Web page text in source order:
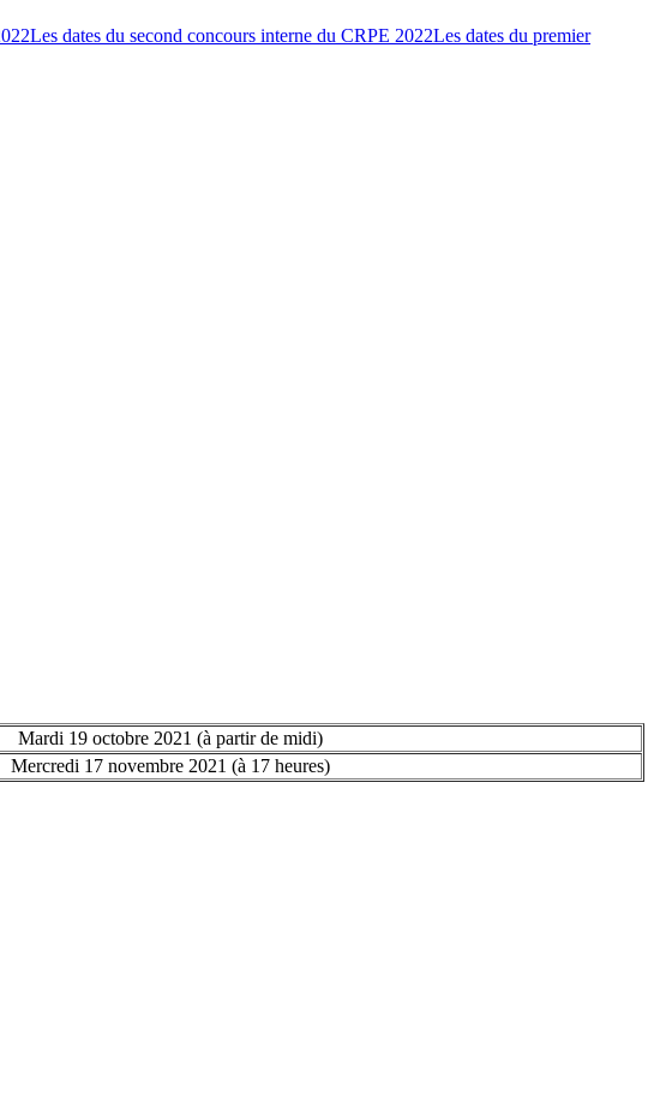
Les dates du second concours interne du CRPE 2022Les dates du premier
Mardi 19 octobre 2021 (à partir de midi)
Mercredi 17 novembre 2021 (à 17 heures)